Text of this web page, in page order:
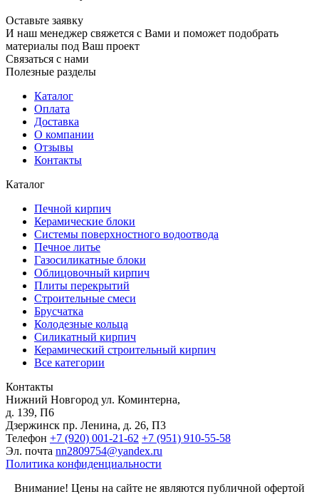
Оставьте заявку
И наш менеджер свяжется с Вами и поможет подобрать
материалы под Ваш проект
Связаться с нами
Полезные разделы
Каталог
Оплата
Доставка
О компании
Отзывы
Контакты
Каталог
Печной кирпич
Керамические блоки
Системы поверхностного водоотвода
Печное литье
Газосиликатные блоки
Облицовочный кирпич
Плиты перекрытий
Строительные смеси
Брусчатка
Колодезные кольца
Силикатный кирпич
Керамический строительный кирпич
Все категории
Контакты
Нижний Новгород ул. Коминтерна,
д. 139, П6
Дзержинск пр. Ленина, д. 26, П3
Телефон +7 (920) 001-21-62 +7 (951) 910-55-58
Эл. почта nn2809754@yandex.ru
Политика конфиденциальности
Внимание! Цены на сайте не являются публичной офертой